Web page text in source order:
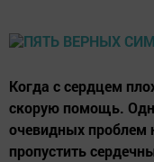
Когда с сердцем
скорую помощь.
очевидных проблем
пропустить